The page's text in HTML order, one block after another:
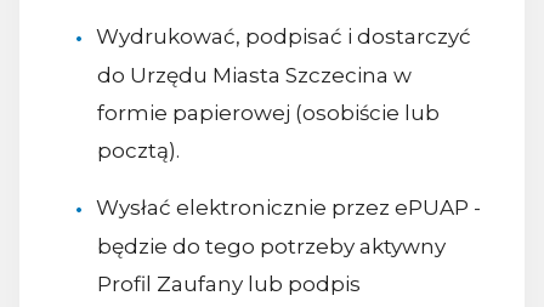
Wydrukować, podpisać i dostarczyć
do Urzędu Miasta Szczecina w
formie papierowej (osobiście lub
pocztą).
Wysłać elektronicznie przez ePUAP -
będzie do tego potrzeby aktywny
Profil Zaufany lub podpis